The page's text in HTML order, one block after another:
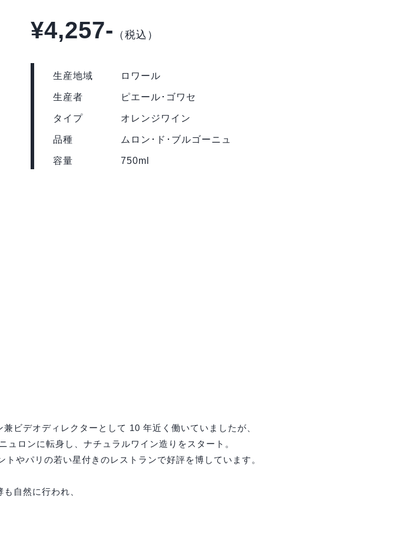
¥4,257- （税込）
生産地域 ロワール
生産者 ピエール･ゴワセ
タイプ オレンジワイン
品種 ムロン･ド･ブルゴーニュ
容量 750ml
ビデオディレクターとして 10 年近く働いていましたが、
ロンに転身し、ナチュラルワイン造りをスタート。
やパリの若い星付きのレストランで好評を博しています。
自然に行われ、